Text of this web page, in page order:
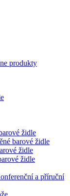
produkty
židle
barové židle
židle
židle
a příruční